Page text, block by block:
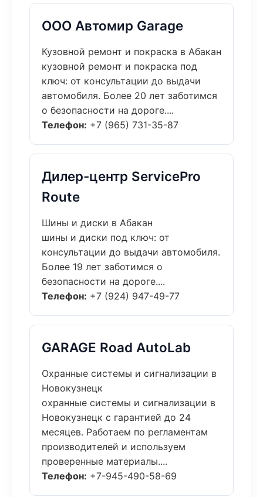
ООО Автомир Garage
Кузовной ремонт и покраска в Абакан
кузовной ремонт и покраска под
ключ: от консультации до выдачи
автомобиля. Более 20 лет заботимся
о безопасности на дороге....
Телефон: +7 (965) 731-35-87
Дилер-центр ServicePro
Route
Шины и диски в Абакан
шины и диски под ключ: от
консультации до выдачи автомобиля.
Более 19 лет заботимся о
безопасности на дороге....
Телефон: +7 (924) 947-49-77
GARAGE Road AutoLab
Охранные системы и сигнализации в
Новокузнецк
охранные системы и сигнализации в
Новокузнецк с гарантией до 24
месяцев. Работаем по регламентам
производителей и используем
проверенные материалы....
Телефон: +7-945-490-58-69